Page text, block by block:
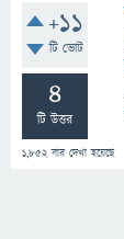
+11
টি ভোট
4
টি উত্তর
1,852বার দেখা হয়েছে